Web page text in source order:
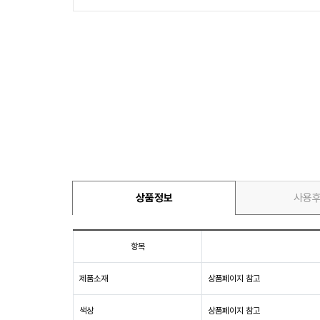
상품정보 사용
항목
제품소재 상품페이지 참고
색상 상품페이지 참고